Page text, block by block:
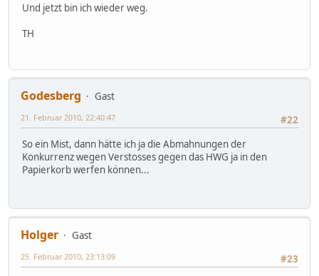
Und jetzt bin ich wieder weg.
TH
Godesberg
Gast
#22
21. Februar 2010, 22:40:47
So ein Mist, dann hätte ich ja die Abmahnungen der
Konkurrenz wegen Verstosses gegen das HWG ja in den
Papierkorb werfen können...
Holger
Gast
#23
25. Februar 2010, 23:13:09